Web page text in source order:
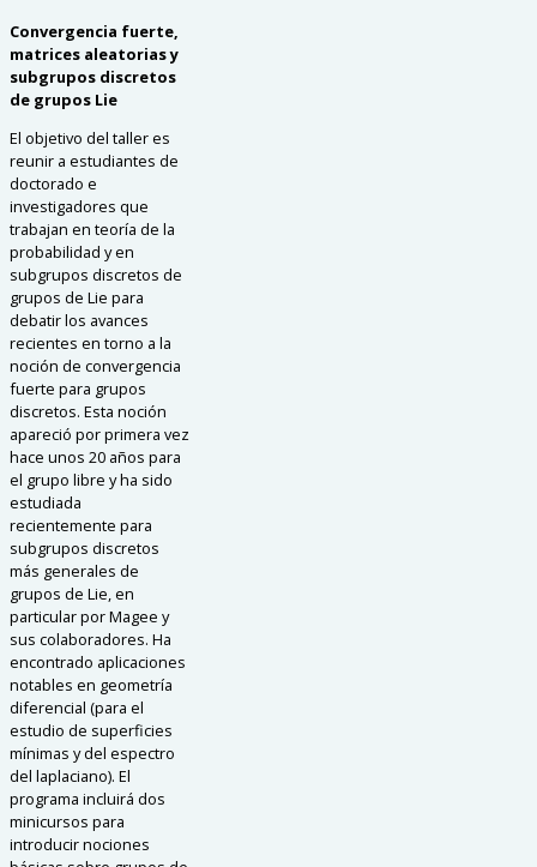
Convergencia fuerte,
matrices aleatorias y
subgrupos discretos
de grupos Lie
El objetivo del taller es
reunir a estudiantes de
doctorado e
investigadores que
trabajan en teoría de la
probabilidad y en
subgrupos discretos de
grupos de Lie para
debatir los avances
recientes en torno a la
noción de convergencia
fuerte para grupos
discretos. Esta noción
apareció por primera vez
hace unos 20 años para
el grupo libre y ha sido
estudiada
recientemente para
subgrupos discretos
más generales de
grupos de Lie, en
particular por Magee y
sus colaboradores. Ha
encontrado aplicaciones
notables en geometría
diferencial (para el
estudio de superficies
mínimas y del espectro
del laplaciano). El
programa incluirá dos
minicursos para
introducir nociones